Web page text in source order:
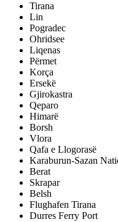
Tirana
Lin
Pogradec
Ohridsee
Liqenas
Përmet
Korça
Ersekë
Gjirokastra
Qeparo
Himarë
Borsh
Vlora
Qafa e Llogorasë
Karaburun-Sazan
Berat
Skrapar
Belsh
Flughafen Tirana
Durres Ferry Port